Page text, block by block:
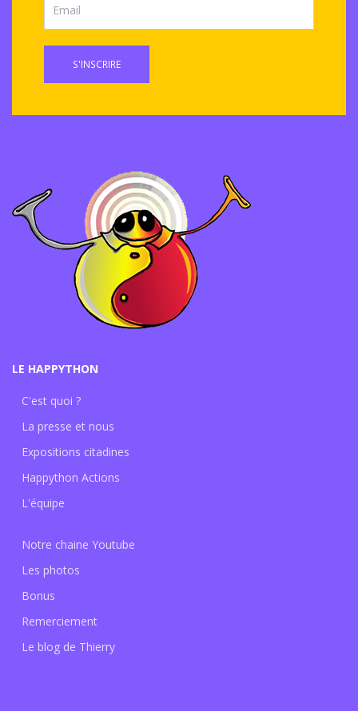
S'INSCRIRE
LE HAPPYTHON
C'est quoi ?
La presse et nous
Expositions citadines
Happython Actions
L'équipe
Notre chaine Youtube
Les photos
Bonus
Remerciement
Le blog de Thierry